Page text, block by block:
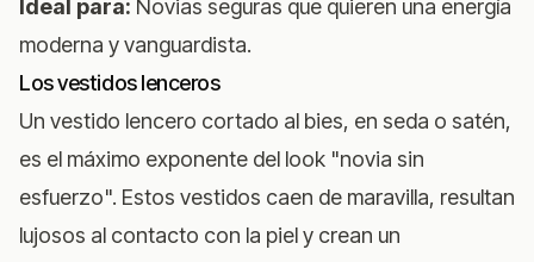
Ideal para: Novias seguras que quieren una energía
moderna y vanguardista.
Los vestidos lenceros
Un vestido lencero cortado al bies, en seda o satén,
es el máximo exponente del look "novia sin
esfuerzo". Estos vestidos caen de maravilla, resultan
lujosos al contacto con la piel y crean un